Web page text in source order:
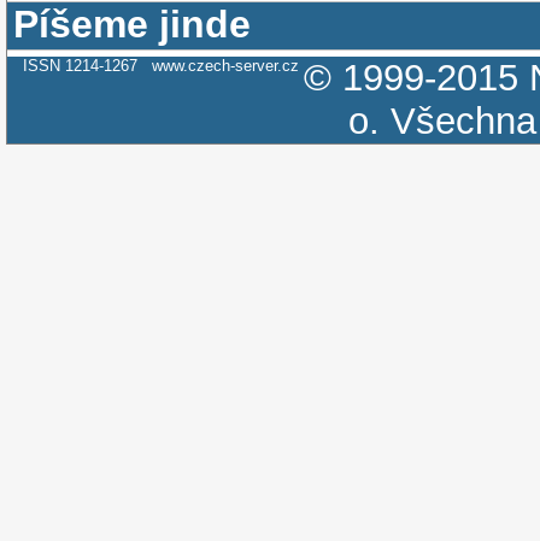
Píšeme jinde
ISSN 1214-1267 www.czech-server.cz © 1999-2015
o.